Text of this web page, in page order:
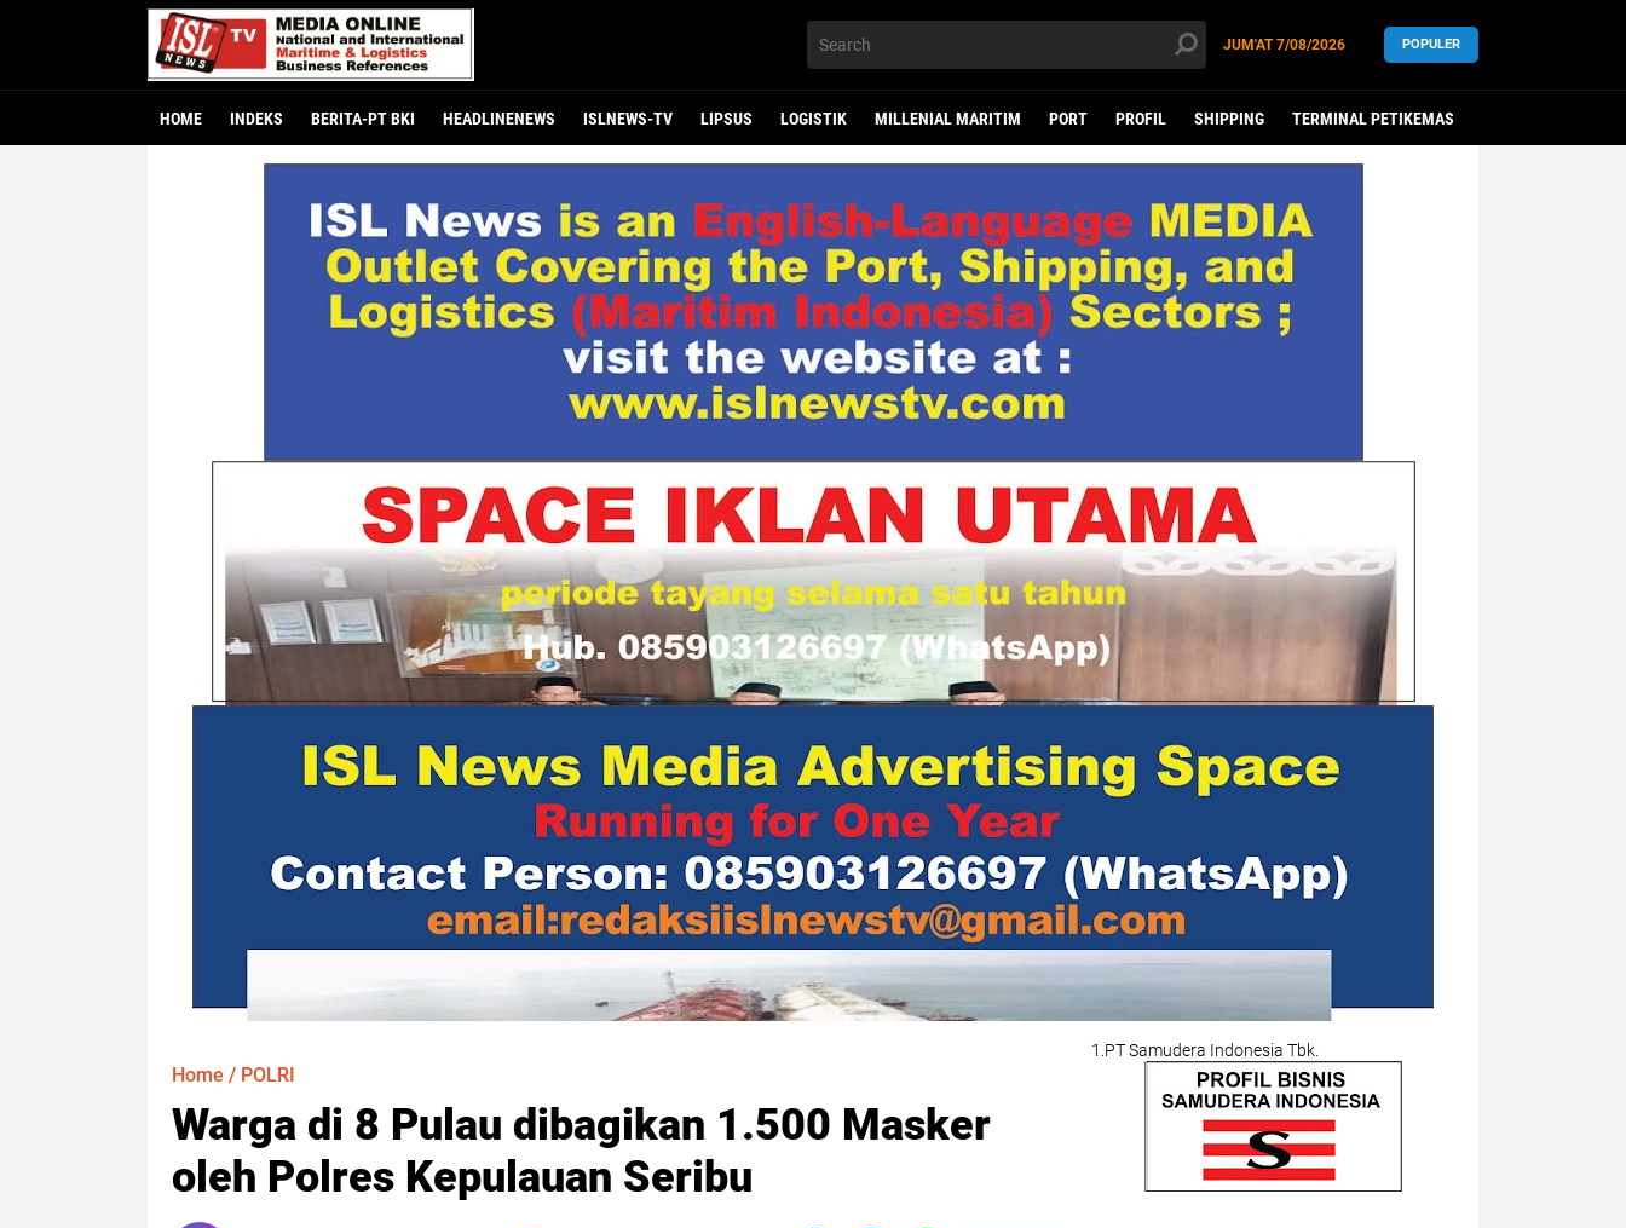
JUM'AT7/08/2026 POPULER
HOME INDEKS BERITA-PT BKI HEADLINENEWS ISLNEWS-TV LIPSUS LOGISTIK MILLENIAL MARITIM PORT PROFIL SHIPPING TERMINAL PETIKEMAS
Home / POLRI
Warga di 8 Pulau dibagikan 1.500 Masker
oleh Polres Kepulauan Seribu
1.PT Samudera Indonesia Tbk.